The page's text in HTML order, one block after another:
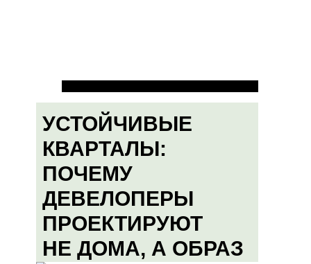
УСТОЙЧИВЫЕ
КВАРТАЛЫ:
ПОЧЕМУ
ДЕВЕЛОПЕРЫ
ПРОЕКТИРУЮТ
НЕ ДОМА, А ОБРАЗ